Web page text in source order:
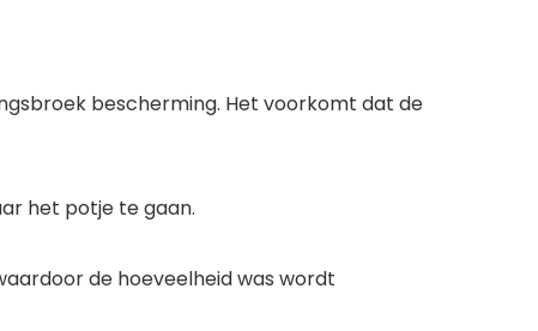
bescherming. Het voorkomt dat de
het potje te gaan.
de hoeveelheid was wordt